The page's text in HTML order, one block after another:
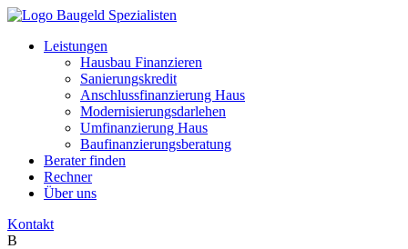
Leistungen
Hausbau Finanzieren
Sanierungskredit
Anschlussfinanzierung Haus
Modernisierungsdarlehen
Umfinanzierung Haus
Baufinanzierungsberatung
Berater finden
Rechner
Über uns
Kontakt
B